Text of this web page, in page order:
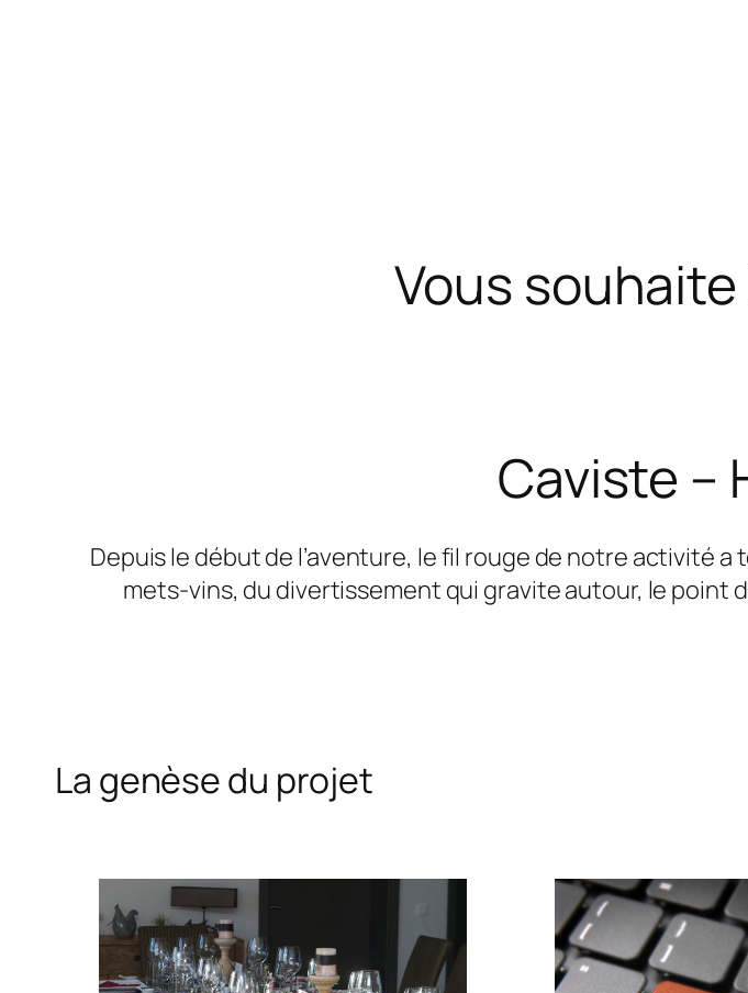
Vous
Caviste –
Depuis le début de l’aventure, le fil rouge de notre activité a
mets-vins, du divertissement qui gravite autour, le point
La genèse du projet